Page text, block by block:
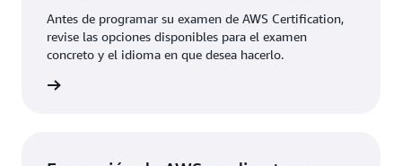
técnicos y los clientes.
ritmo es gratuita durante el período beta, que
finaliza a finales de julio de 2025. No se necesita
preparación ni examen para esta opción de
Apruebe la versión más reciente del examen AWS
Antes de programar su examen de AWS Certification,
revise las opciones disponibles para el examen
concreto y el idioma en que desea hacerlo.